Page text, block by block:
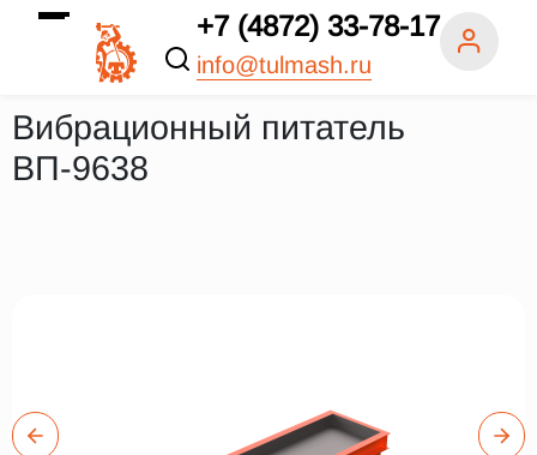
+7 (4872) 33-78-17
info@tulmash.ru
Вибрационный питатель
ВП-9638